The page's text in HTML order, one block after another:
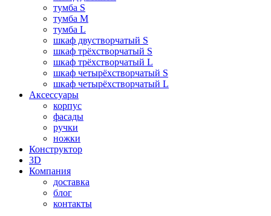
тумба S
тумба M
тумба L
шкаф двустворчатый S
шкаф трёхстворчатый S
шкаф трёхстворчатый L
шкаф четырёхстворчатый S
шкаф четырёхстворчатый L
Аксессуары
корпус
фасады
ручки
ножки
Конструктор
3D
Компания
доставка
блог
контакты